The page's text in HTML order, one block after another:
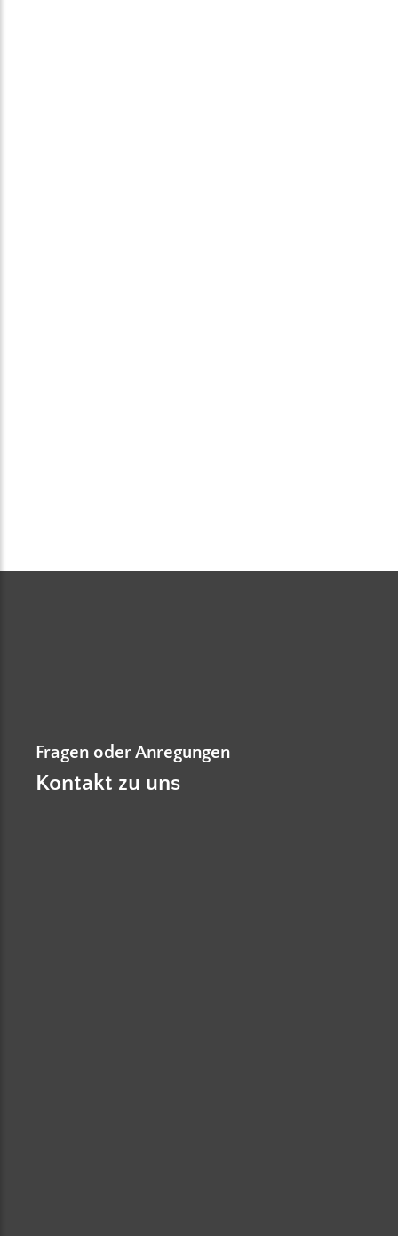
Fragen oder Anregungen
Kontakt zu uns